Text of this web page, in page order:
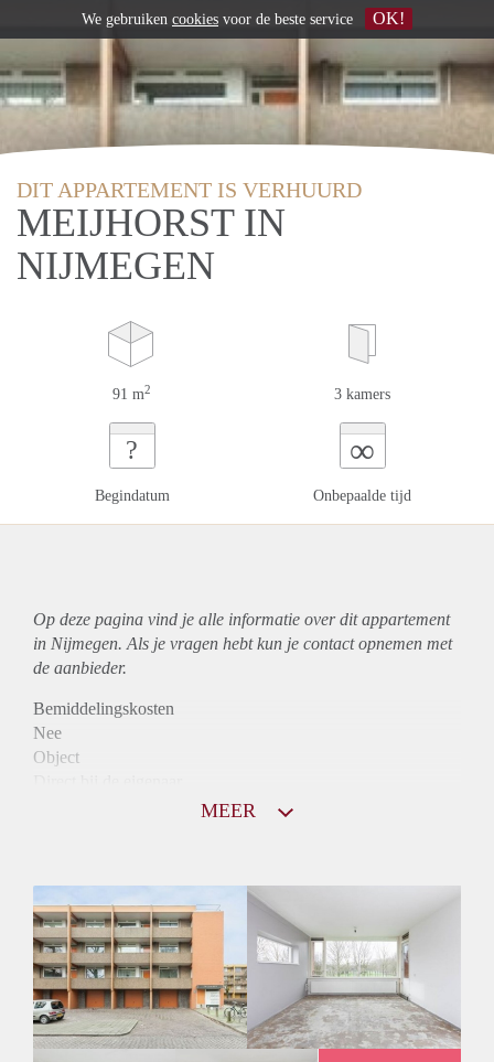
DIT APPARTEMENT IS VERHUURD
MEIJHORST IN
NIJMEGEN
91 m2 3 kamers
?
Begindatum
∞
Onbepaalde tijd
Op deze pagina vind je alle informatie over ditappartement
in Nijmegen. Als je vragen hebt kun je contact opnemen met
de aanbieder.
Bemiddelingskosten
Nee
Object
Huurtoeslag
Niet mogelijk
Inkomen eis
3,3 X Maandhuur Bruto
Huurtermijn
Onbepaalde termijn
Oplevering
MEER
We gebruiken cookies voor de beste service OK!